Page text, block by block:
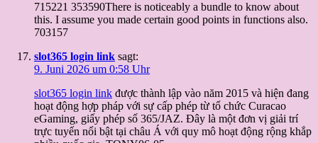
715221 353590There is noticeably a bundle to know about
this. I assume you made certain good points in functions also.
703157
slot365 login link sagt:
9. Juni 2026 um 0:58 Uhr
slot365 login link được thành lập vào năm 2015 và hiện đang
hoạt động hợp pháp với sự cấp phép từ tổ chức Curacao
eGaming, giấy phép số 365/JAZ. Đây là một đơn vị giải trí
trực tuyến nổi bật tại châu Á với quy mô hoạt động rộng khắp